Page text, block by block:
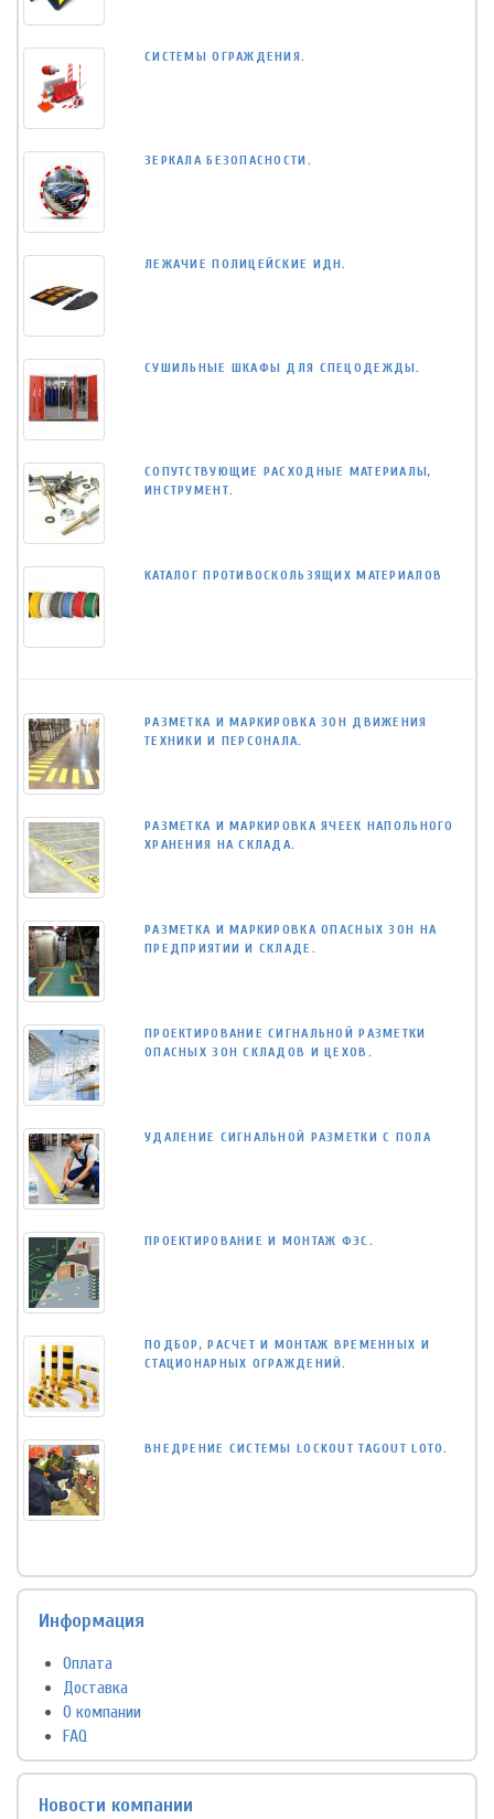
СИСТЕМЫ ОГРАЖДЕНИЯ.
ЗЕРКАЛА БЕЗОПАСНОСТИ.
ЛЕЖАЧИЕ ПОЛИЦЕЙСКИЕ ИДН.
СУШИЛЬНЫЕ ШКАФЫ ДЛЯ СПЕЦОДЕЖДЫ.
СОПУТСТВУЮЩИЕ РАСХОДНЫЕ МАТЕРИАЛЫ,
ИНСТРУМЕНТ.
КАТАЛОГ ПРОТИВОСКОЛЬЗЯЩИХ МАТЕРИАЛОВ
РАЗМЕТКА И МАРКИРОВКА ЗОН ДВИЖЕНИЯ
ТЕХНИКИ И ПЕРСОНАЛА.
РАЗМЕТКА И МАРКИРОВКА ЯЧЕЕК НАПОЛЬНОГО
ХРАНЕНИЯ НА СКЛАДА.
РАЗМЕТКА И МАРКИРОВКА ОПАСНЫХ ЗОН НА
ПРЕДПРИЯТИИ И СКЛАДЕ.
ПРОЕКТИРОВАНИЕ СИГНАЛЬНОЙ РАЗМЕТКИ
ОПАСНЫХ ЗОН СКЛАДОВ И ЦЕХОВ.
УДАЛЕНИЕ СИГНАЛЬНОЙ РАЗМЕТКИ С ПОЛА
ПРОЕКТИРОВАНИЕ И МОНТАЖ ФЭС.
ПОДБОР, РАСЧЕТ И МОНТАЖ ВРЕМЕННЫХ И
СТАЦИОНАРНЫХ ОГРАЖДЕНИЙ.
ВНЕДРЕНИЕ СИСТЕМЫ LOCKOUT TAGOUT LOTO.
Информация
Оплата
Доставка
О компании
FAQ
Новости компании